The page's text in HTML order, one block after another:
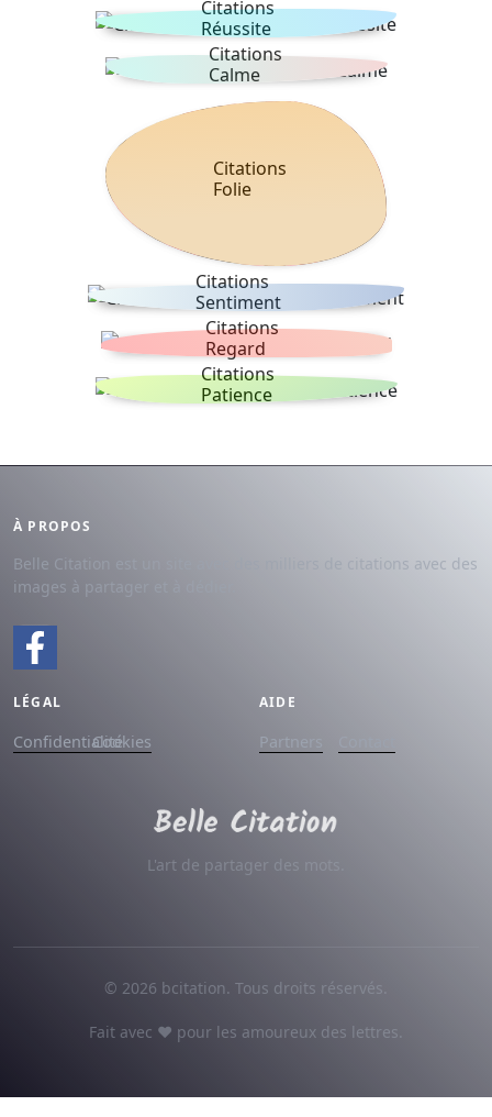
Citations
Réussite
Citations
Calme
Citations
Folie
Citations
Sentiment
Citations
Regard
Citations
Patience
À PROPOS
Belle Citation est un site avec des milliers de citations avec des
images à partager et à dédier.
LÉGAL
ConfidentialitéCookies
AIDE
Partners
L'art de partager des mots.
© 2026 bcitation. Tous droits réservés.
Fait avec ♥ pour les amoureux des lettres.